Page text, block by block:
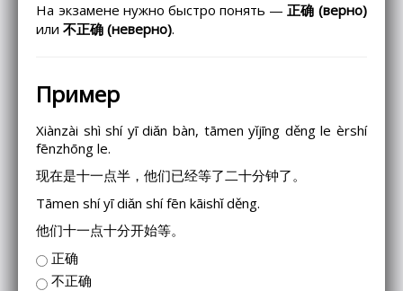
На экзамене нужно быстро понять —正确 (верно)
или不正确 (неверно).
Пример
Xiànzài shì shí yī diǎn bàn, tāmen yǐjīng děng le èrshí
fēnzhōng le.
现在是十一点半，他们已经等了二十分钟了。
Tāmen shí yī diǎn shí fēn kāishǐ děng.
他们十一点十分开始等。
正确
不正确